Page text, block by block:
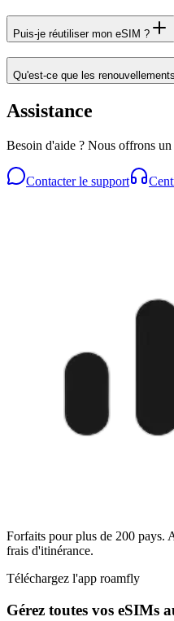
Puis-je réutiliser mon eSIM ?
Qu'est-ce que les
Assistance
Besoin d'aide ? Nous offrons
Contacter le support
Forfaits pour plus de 200 pays.
frais d'itinérance.
Téléchargez l'app roamfly
Gérez toutes vos eSIMs